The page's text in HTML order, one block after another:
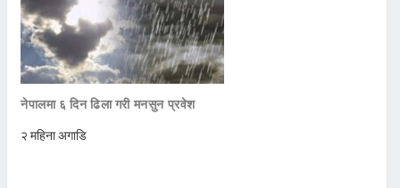
नेपालमा ६ दिन ढिला गरी मनसुन प्रवेश
२ महिना अगाडि